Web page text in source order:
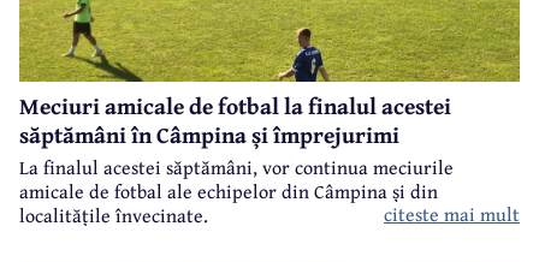
Meciuri amicale de fotbal la finalul acestei
săptămâni în Câmpina și împrejurimi
La finalul acestei săptămâni, vor continua meciurile
amicale de fotbal ale echipelor din Câmpina și din
localitățile învecinate.
citeste mai mult